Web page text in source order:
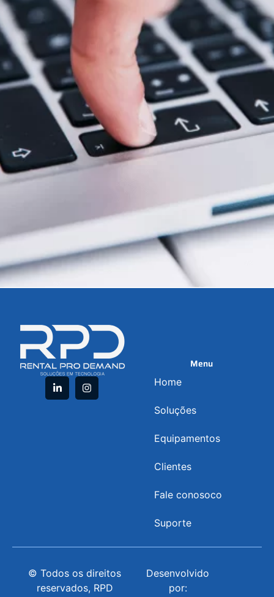
Menu
Home
Soluções
Equipamentos
Clientes
Fale conosoco
Suporte
© Todos os direitos
reservados, RPD
Desenvolvido
por: